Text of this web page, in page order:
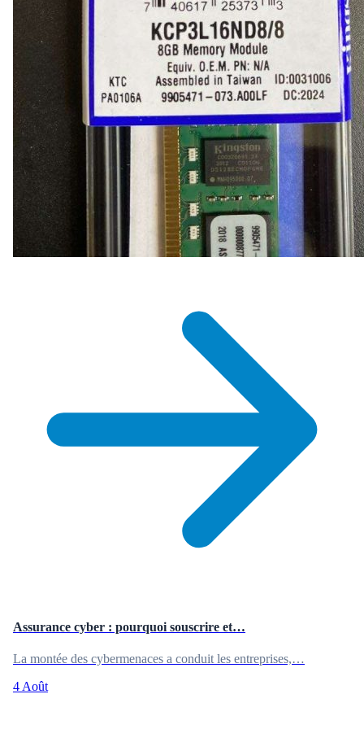
Assurance cyber : pourquoi souscrire et…
La montée des cybermenaces a conduit les entreprises,…
4 Août